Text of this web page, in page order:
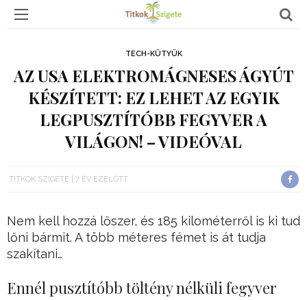
TECH-KÜTYÜK
AZ USA ELEKTROMÁGNESES ÁGYÚT
KÉSZÍTETT: EZ LEHET AZ EGYIK
LEGPUSZTÍTÓBB FEGYVER A
VILÁGON! – VIDEÓVAL
TITKOK SZIGETE 7 ÉV EZELŐTT
Nem kell hozzá lőszer, és 185 kilométerről is ki tud
lőni bármit. A több méteres fémet is át tudja
szakítani…
Ennél pusztítóbb töltény nélküli fegyver